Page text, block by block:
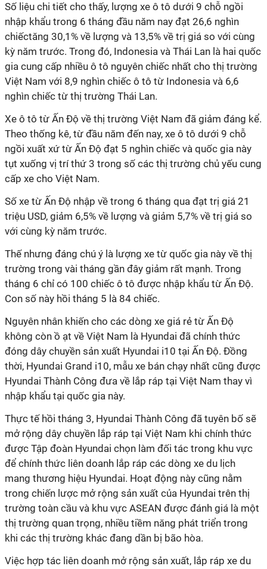
Số liệu chi tiết cho thấy, lượng xe ô tô dưới 9 chỗ ngồi
nhập khẩu trong 6 tháng đầu năm nay đạt 26,6 nghìn
chiếctăng 30,1% về lượng và 13,5% về trị giá so với cùng
kỳ năm trước. Trong đó, Indonesia và Thái Lan là hai quốc
gia cung cấp nhiều ô tô nguyên chiếc nhất cho thị trường
Việt Nam với 8,9 nghìn chiếc ô tô từ Indonesia và 6,6
nghìn chiếc từ thị trường Thái Lan.
Xe ô tô từ Ấn Độ về thị trường Việt Nam đã giảm đáng kể.
Theo thống kê, từ đầu năm đến nay, xe ô tô dưới 9 chỗ
ngồi xuất xứ từ Ấn Độ đạt 5 nghìn chiếc và quốc gia này
tụt xuống vị trí thứ 3 trong số các thị trường chủ yếu cung
cấp xe cho Việt Nam.
Số xe từ Ấn Độ nhập về trong 6 tháng qua đạt trị giá 21
triệu USD, giảm 6,5% về lượng và giảm 5,7% về trị giá so
với cùng kỳ năm trước.
Thế nhưng đáng chú ý là lượng xe từ quốc gia này về thị
trường trong vài tháng gần đây giảm rất mạnh. Trong
tháng 6 chỉ có 100 chiếc ô tô được nhập khẩu từ Ấn Độ.
Con số này hồi tháng 5 là 84 chiếc.
Nguyên nhân khiến cho các dòng xe giá rẻ từ Ấn Độ
không còn ồ ạt về Việt Nam là Hyundai đã chính thức
đóng dây chuyền sản xuất Hyundai i10 tại Ấn Độ. Đồng
thời, Hyundai Grand i10, mẫu xe bán chạy nhất cũng được
Hyundai Thành Công đưa về lắp ráp tại Việt Nam thay vì
nhập khẩu tại quốc gia này.
Thực tế hồi tháng 3, Hyundai Thành Công đã tuyên bố sẽ
mở rộng dây chuyền lắp ráp tại Việt Nam khi chính thức
được Tập đoàn Hyundai chọn làm đối tác trong khu vực
để chính thức liên doanh lắp ráp các dòng xe du lịch
mang thương hiệu Hyundai. Hoạt động này cũng nằm
trong chiến lược mở rộng sản xuất của Hyundai trên thị
trường toàn cầu và khu vực ASEAN được đánh giá là một
thị trường quan trọng, nhiều tiềm năng phát triển trong
khi các thị trường khác đang dần bị bão hòa.
Việc hợp tác liên doanh mở rộng sản xuất, lắp ráp xe du